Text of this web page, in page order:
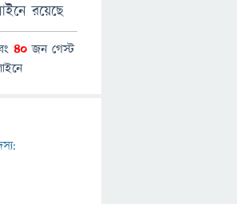
রয়েছে
40 জন গেস্ট